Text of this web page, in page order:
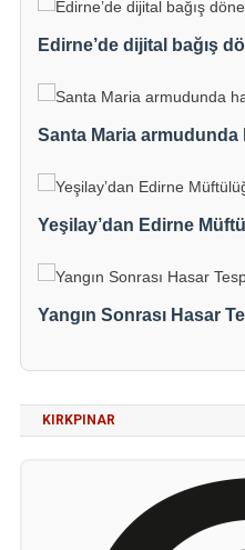
Edirne’de dijital bağış
Santa Maria armudunda
Yeşilay’dan Edirne
Yangın Sonrası Hasar
KIRKPINAR